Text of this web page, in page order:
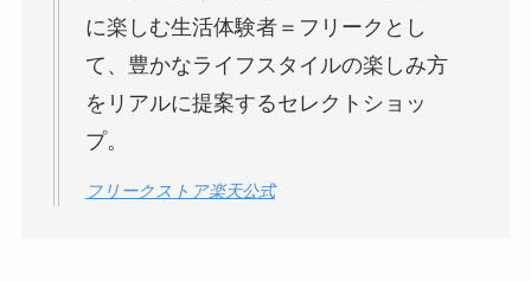
に楽しむ生活体験者＝フリークとし
て、豊かなライフスタイルの楽しみ方
をリアルに提案するセレクトショッ
プ。
フリークストア楽天公式